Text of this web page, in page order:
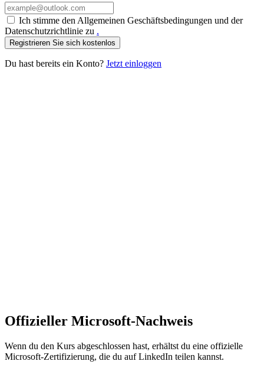
Ich stimme den Allgemeinen Geschäftsbedingungen und der
Datenschutzrichtlinie zu .
Registrieren Sie sich kostenlos
Du hast bereits ein Konto? Jetzt einloggen
Offizieller Microsoft-Nachweis
Wenn du den Kurs abgeschlossen hast, erhältst du eine offizielle
Microsoft-Zertifizierung, die du auf LinkedIn teilen kannst.